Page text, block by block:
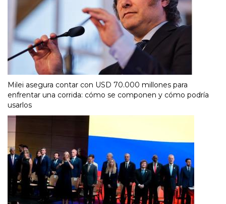
Milei asegura contar con USD 70.000 millones para
enfrentar una corrida: cómo se componen y cómo podría
usarlos